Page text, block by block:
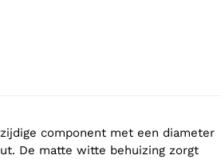
component met een diameter
De matte witte behuizing zorgt